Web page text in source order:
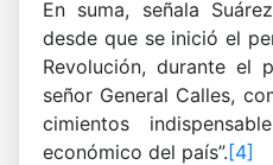
En suma, señala
desde que se inició el
Revolución, durante el
señor General Calles,
cimientos
económico del país”. [4]